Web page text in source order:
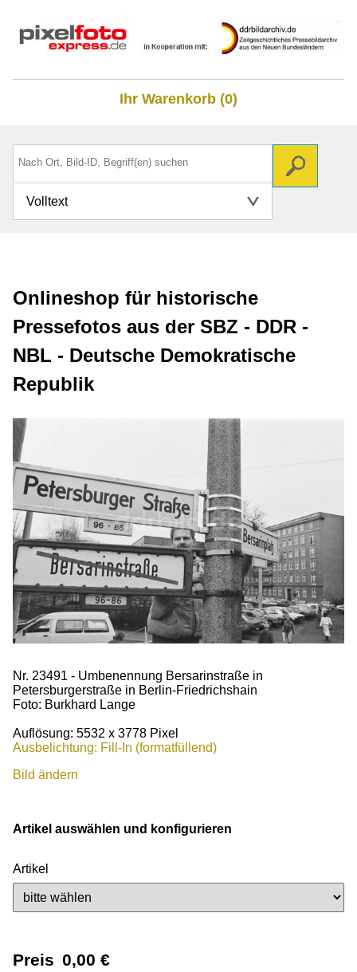
Ihr Warenkorb (0)
Volltext
Onlineshop für historische
Pressefotos aus der SBZ - DDR -
NBL - Deutsche Demokratische
Republik
Nr. 23491 - Umbenennung Bersarinstraße in
Petersburgerstraße in Berlin-Friedrichshain
Foto: Burkhard Lange
Auflösung: 5532 x 3778 Pixel
Ausbelichtung: Fill-In (formatfüllend)
Bild ändern
Artikel auswählen und konfigurieren
Artikel
Preis 0,00 €